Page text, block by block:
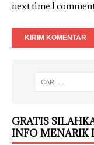
next time I
GRATIS
INFO MENARIK